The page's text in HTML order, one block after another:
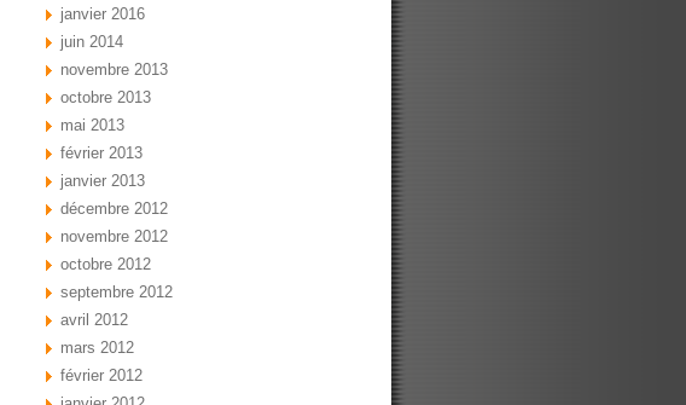
janvier 2016
juin 2014
novembre 2013
octobre 2013
mai 2013
février 2013
janvier 2013
décembre 2012
novembre 2012
octobre 2012
septembre 2012
avril 2012
mars 2012
février 2012